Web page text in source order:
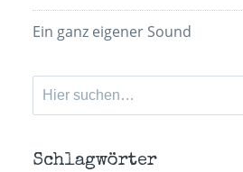
Ein ganz eigener Sound
Suchen
nach:
Schlagwörter